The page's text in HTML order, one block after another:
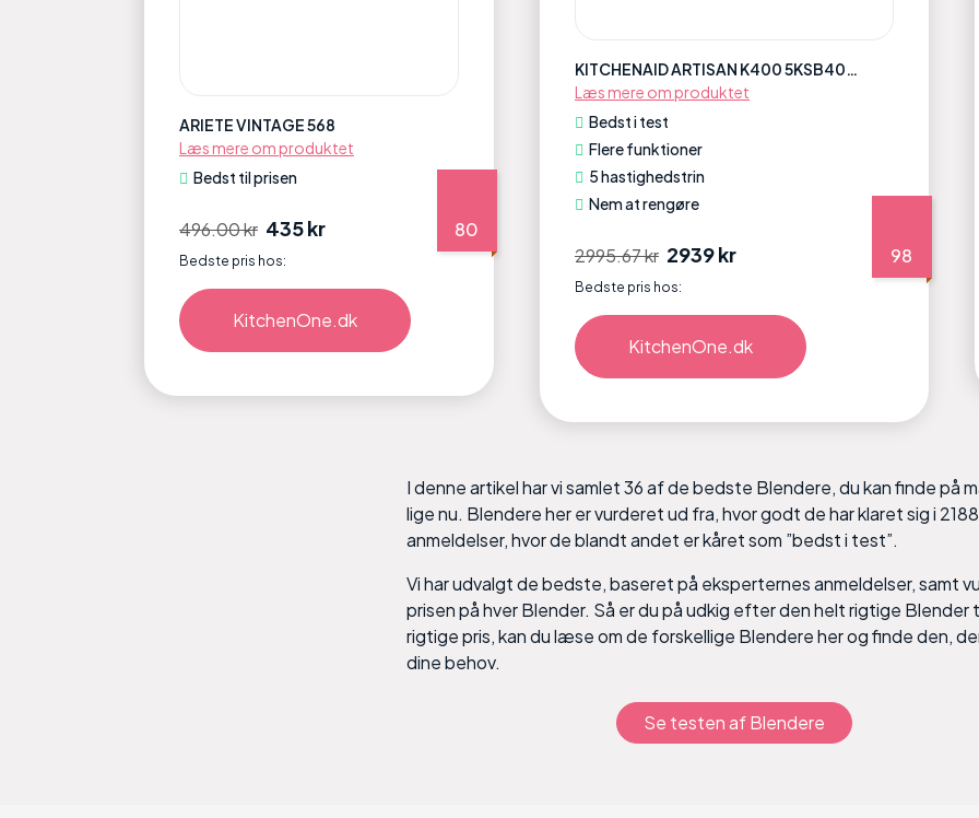
ARIETE VINTAGE 568
Læs mere om produktet
Bedst til prisen
80
496.00 kr 435 kr
Bedste pris hos:
KitchenOne.dk
KITCHENAID ARTISAN K400 5KSB4026EBK
Læs mere om produktet
Bedst i test
Flere funktioner
5 hastighedstrin
Nem at rengøre
98
2995.67 kr 2939 kr
Bedste pris hos:
KitchenOne.dk
I denne artikel har vi samlet 36 af de bedste Blendere, du kan finde på
lige nu. Blendere her er vurderet ud fra, hvor godt de har klaret sig i
anmeldelser, hvor de blandt andet er kåret som ”bedst i test”.
Vi har udvalgt de bedste, baseret på eksperternes anmeldelser, samt
prisen på hver Blender. Så er du på udkig efter den helt rigtige Blender
rigtige pris, kan du læse om de forskellige Blendere her og finde den,
dine behov.
Se testen af Blendere